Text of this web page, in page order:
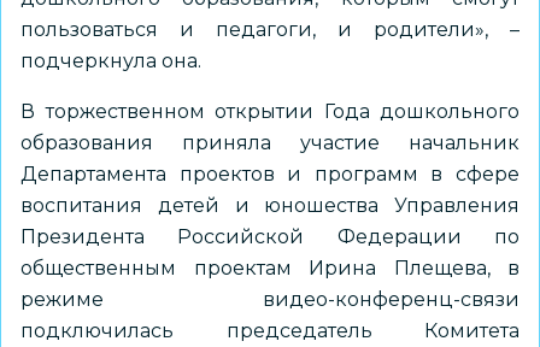
пользоваться и педагоги, и родители», –
подчеркнула она.
В торжественном открытии Года дошкольного
образования приняла участие начальник
Департамента проектов и программ в сфере
воспитания детей и юношества Управления
Президента Российской Федерации по
общественным проектам Ирина Плещева, в
режиме видео-конференц-связи
подключилась председатель Комитета